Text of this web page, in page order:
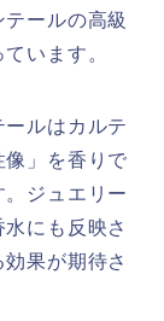
ールの高級
います。
ルはカルテ
像」を香りで
ジュエリー
にも反映さ
果が期待さ